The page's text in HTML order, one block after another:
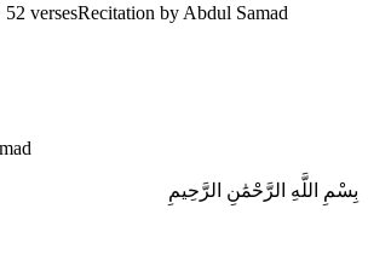
52 versesRecitation by Abdul Samad
بِسْمِ اللَّهِ الرَّحْمَٰنِ الرَّحِيمِ